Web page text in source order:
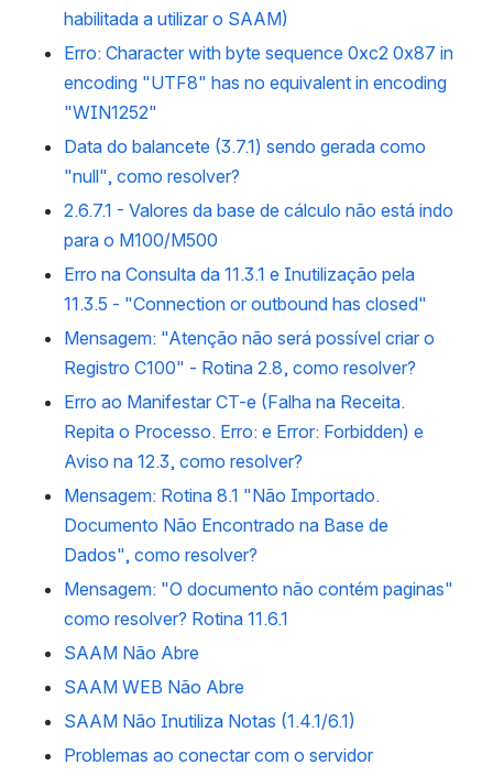
habilitada a utilizar o SAAM)
Erro: Character with byte sequence 0xc2 0x87 in
encoding "UTF8" has no equivalent in encoding
"WIN1252"
Data do balancete (3.7.1) sendo gerada como
"null", como resolver?
2.6.7.1 - Valores da base de cálculo não está indo
para o M100/M500
Erro na Consulta da 11.3.1 e Inutilização pela
11.3.5 - "Connection or outbound has closed"
Mensagem: "Atenção não será possível criar o
Registro C100" - Rotina 2.8, como resolver?
Erro ao Manifestar CT-e (Falha na Receita.
Repita o Processo. Erro: e Error: Forbidden) e
Aviso na 12.3, como resolver?
Mensagem: Rotina 8.1 "Não Importado.
Documento Não Encontrado na Base de
Dados", como resolver?
Mensagem: "O documento não contém paginas"
como resolver? Rotina 11.6.1
SAAM Não Abre
SAAM WEB Não Abre
SAAM Não Inutiliza Notas (1.4.1/6.1)
Problemas ao conectar com o servidor